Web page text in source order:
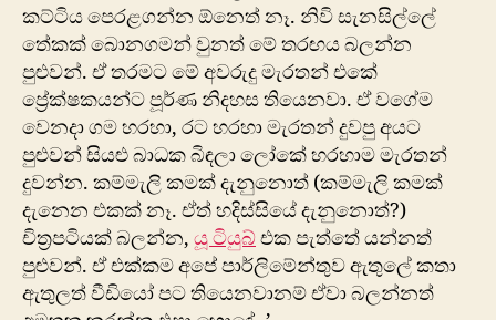
කට්ටිය පෙරළගන්න ඕනෙත් නෑ. නිවි සැනසිල්ලේ
තේකක් බොනගමන් වුනත් මේ තරඟය බලන්න
පුළුවන්. ඒ තරමට මේ අවරුදු මැරතන් එකේ
ප්‍රේක්ෂකයන්ට පූර්ණ නිදහස තියෙනවා. ඒ වගේම
වෙනදා ගම හරහා, රට හරහා මැරතන් දුවපු අයට
පුළුවන් සියළු බාධක බිඳලා ලෝකේ හරහාම මැරතන්
දුවන්න. කම්මැලි කමක් දැනු‍නොත් (කම්මැලි කමක්
දැනෙන එකක් නෑ. ඒත් හදිස්සියේ දැනුනොත්?)
චිත්‍රපටියක් බලන්න, යූ ටියුබ්එක පැත්තේ යන්නත්
පුළුවන්. ඒ එක්කම අපේ පාර්ලිමේන්තුව ඇතුලේ කතා
ඇතුලත් වීඩියෝ පට තියෙනවානම් ඒවා බලන්නත්